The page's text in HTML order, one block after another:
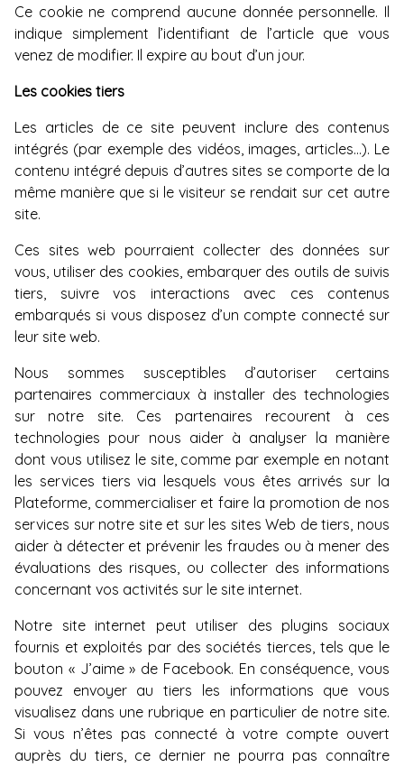
Ce cookie ne comprend aucune donnée personnelle. Il
indique simplement l’identifiant de l’article que vous
venez de modifier. Il expire au bout d’un jour.
Les cookies tiers
Les articles de ce site peuvent inclure des contenus
intégrés (par exemple des vidéos, images, articles…). Le
contenu intégré depuis d’autres sites se comporte de la
même manière que si le visiteur se rendait sur cet autre
site.
Ces sites web pourraient collecter des données sur
vous, utiliser des cookies, embarquer des outils de suivis
tiers, suivre vos interactions avec ces contenus
embarqués si vous disposez d’un compte connecté sur
leur site web.
Nous sommes susceptibles d’autoriser certains
partenaires commerciaux à installer des technologies
sur notre site. Ces partenaires recourent à ces
technologies pour nous aider à analyser la manière
dont vous utilisez le site, comme par exemple en notant
les services tiers via lesquels vous êtes arrivés sur la
Plateforme, commercialiser et faire la promotion de nos
services sur notre site et sur les sites Web de tiers, nous
aider à détecter et prévenir les fraudes ou à mener des
évaluations des risques, ou collecter des informations
concernant vos activités sur le site internet.
Notre site internet peut utiliser des plugins sociaux
fournis et exploités par des sociétés tierces, tels que le
bouton « J’aime » de Facebook. En conséquence, vous
pouvez envoyer au tiers les informations que vous
visualisez dans une rubrique en particulier de notre site.
Si vous n’êtes pas connecté à votre compte ouvert
auprès du tiers, ce dernier ne pourra pas connaître